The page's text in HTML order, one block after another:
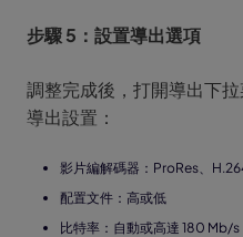
步驟 5：設置導出選項
調整完成後，打開導出下
導出設置：
影片編解碼器：ProRes、
配置文件：高或低
比特率：自動或高達 180 Mb/s